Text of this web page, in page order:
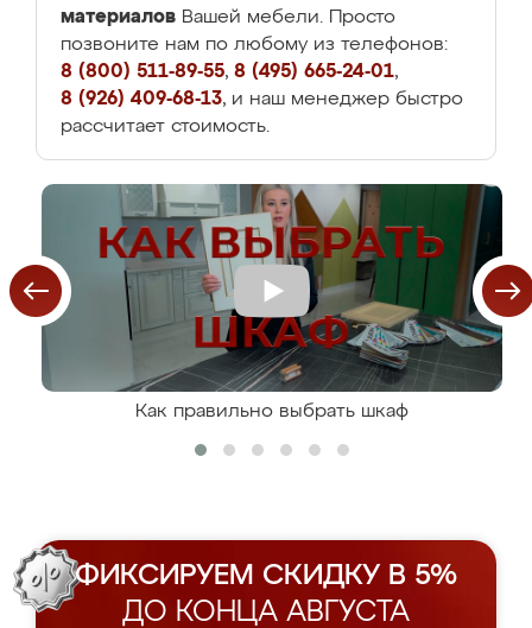
материалов Вашей мебели. Просто
позвоните нам по любому из телефонов:
8 (800) 511-89-55, 8 (495) 665-24-01,
8 (926) 409-68-13, и наш менеджер быстро
рассчитает стоимость.
Как правильно выбрать шкаф
ФИКСИРУЕМ СКИДКУ В 5%
ДО КОНЦА АВГУСТА